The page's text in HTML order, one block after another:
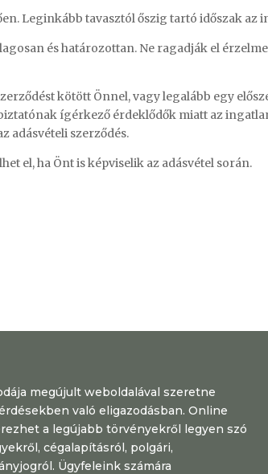
Leginkább tavasztól őszig tartó időszak az
és határozottan. Ne ragadják el
kötött Önnel, vagy legalább egy
ígérkező érdeklődők miatt az
adásvételi szerződés.
el, ha Önt is képviselik az adásvétel során.
megújult weboldalával szeretne
való eligazodásban. Online
a legújabb törvényekről legyen szó
cégalapításról, polgári,
Ügyfeleink számára